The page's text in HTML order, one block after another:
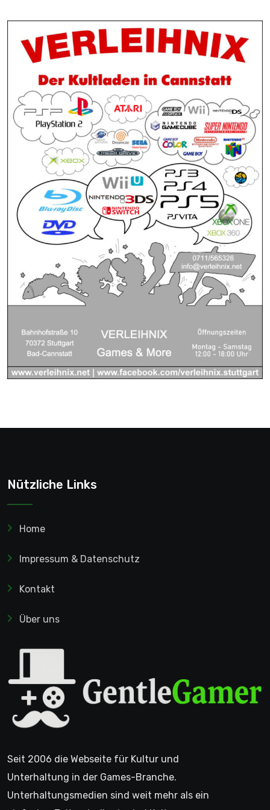
Nützliche Links
Home
Impressum & Datenschutz
Kontakt
Über uns
Seit 2006 die Webseite für Kultur und
Unterhaltung in der Games-Branche.
Unterhaltungsmedien sind weit mehr als ein